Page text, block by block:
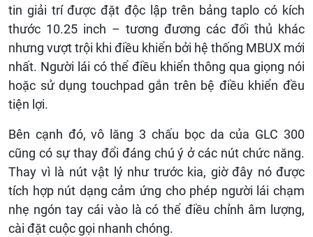
tin giải trí được đặt độc lập trên bảng taplo có kích
thước 10.25 inch – tương đương các đối thủ khác
nhưng vượt trội khi điều khiển bởi hệ thống MBUX mới
nhất. Người lái có thể điều khiển thông qua giọng nói
hoặc sử dụng touchpad gắn trên bệ điều khiển đều
tiện lợi.
Bên cạnh đó, vô lăng 3 chấu bọc da của GLC 300
cũng có sự thay đổi đáng chú ý ở các nút chức năng.
Thay vì là nút vật lý như trước kia, giờ đây nó được
tích hợp nút dạng cảm ứng cho phép người lái chạm
nhẹ ngón tay cái vào là có thể điều chỉnh âm lượng,
cài đặt cuộc gọi nhanh chóng.